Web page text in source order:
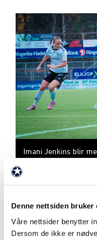
Denne nettsiden bruker
Våre nettsider benytter
Dersom de ikke er
Imani Jenkins blir